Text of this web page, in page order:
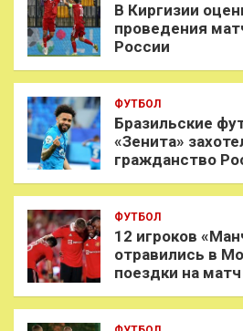
В Киргизии
проведения
России
ФУТБОЛ
Бразильские
«Зенита»
гражданство
ФУТБОЛ
12 игроков
отравились в
поездки на